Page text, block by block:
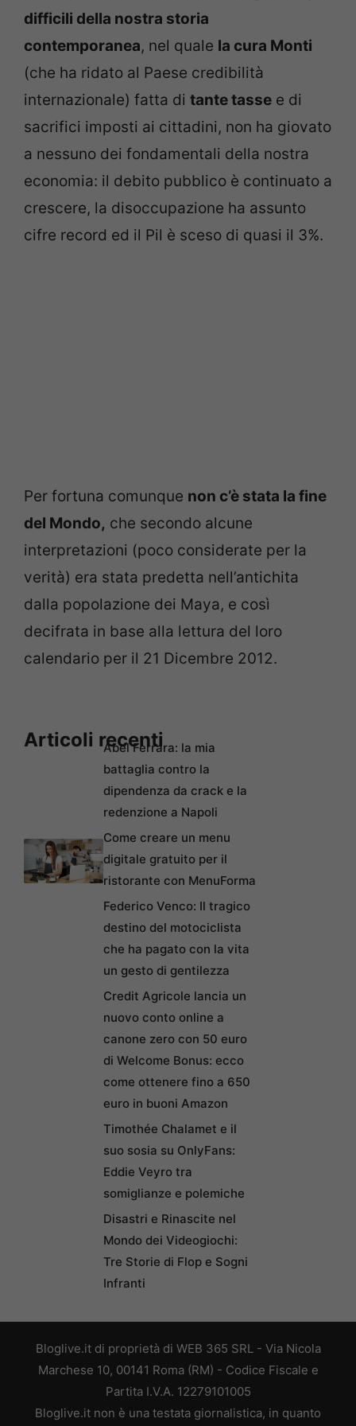
difficili della nostra storia
contemporanea, nel quale la cura Monti
(che ha ridato al Paese credibilità
internazionale) fatta di tante tasse e di
sacrifici imposti ai cittadini, non ha giovato
a nessuno dei fondamentali della nostra
economia: il debito pubblico è continuato a
crescere, la disoccupazione ha assunto
cifre record ed il Pil è sceso di quasi il 3%.
Per fortuna comunque non c’è stata la fine
del Mondo, che secondo alcune
interpretazioni (poco considerate per la
verità) era stata predetta nell’antichita
dalla popolazione dei Maya, e così
decifrata in base alla lettura del loro
calendario per il 21 Dicembre 2012.
Articoli recenti
Abel Ferrara: la mia
battaglia contro la
dipendenza da crack e la
redenzione a Napoli
Come creare un menu
digitale gratuito per il
ristorante con MenuForma
Federico Venco: Il tragico
destino del motociclista
che ha pagato con la vita
un gesto di gentilezza
Credit Agricole lancia un
nuovo conto online a
canone zero con 50 euro
di Welcome Bonus: ecco
come ottenere fino a 650
euro in buoni Amazon
Timothée Chalamet e il
suo sosia su OnlyFans:
Eddie Veyro tra
somiglianze e polemiche
Disastri e Rinascite nel
Mondo dei Videogiochi:
Tre Storie di Flop e Sogni
Infranti
Bloglive.it di proprietà di WEB 365 SRL - Via Nicola
Marchese 10, 00141 Roma (RM) - Codice Fiscale e
Partita I.V.A. 12279101005
Bloglive.it non è una testata giornalistica, in quanto